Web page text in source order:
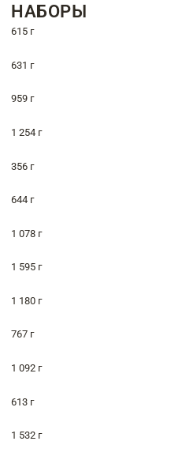
НАБОРЫ
615 г
631 г
959 г
1 254 г
356 г
644 г
1 078 г
1 595 г
1 180 г
767 г
1 092 г
613 г
1 532 г